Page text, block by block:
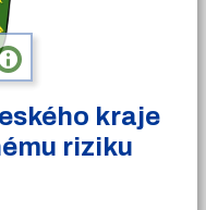
kraje
riziku